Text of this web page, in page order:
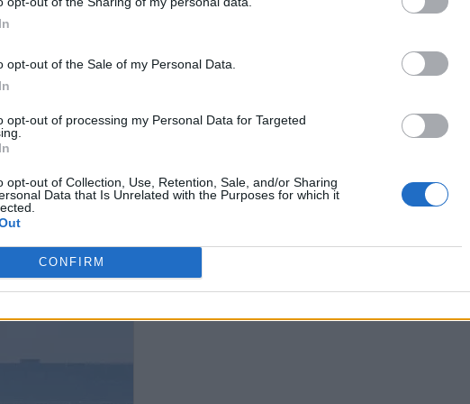
opt-out of the Sale of my Personal Data.
opt-out of processing my Personal Data for Targeted
opt-out of Collection, Use, Retention, Sale, and/or Sharing
Data that Is Unrelated with the Purposes for which it
CONFIRM
απειλεί με κλείσιμο
σε περίπτωση
των ΗΠΑ
ΗΠΑ για τα Στενά του Ορμούζ:
Το Ιράν Κλείνει τα Στενά του
Ορμούζ και κατηγορεί ΗΠΑ